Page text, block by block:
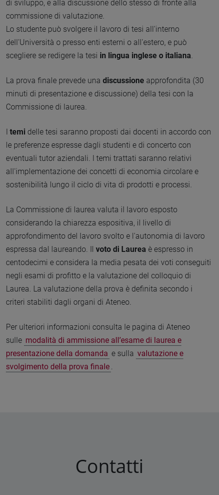
di sviluppo, e alla discussione dello stesso di fronte alla
commissione di valutazione.
Lo studente può svolgere il lavoro di tesi all'interno
dell'Università o presso enti esterni o all'estero, e può
scegliere se redigere la tesi in lingua inglese o italiana.
La prova finale prevede una discussione approfondita (30
minuti di presentazione e discussione) della tesi con la
Commissione di laurea.
I temi delle tesi saranno proposti dai docenti in accordo con
le preferenze espresse dagli studenti e di concerto con
eventuali tutor aziendali. I temi trattati saranno relativi
all'implementazione dei concetti di economia circolare e
sostenibilità lungo il ciclo di vita di prodotti e processi.
La Commissione di laurea valuta il lavoro esposto
considerando la chiarezza espositiva, il livello di
approfondimento del lavoro svolto e l'autonomia di lavoro
espressa dal laureando. Il voto di Laurea è espresso in
centodecimi e considera la media pesata dei voti conseguiti
negli esami di profitto e la valutazione del colloquio di
Laurea. La valutazione della prova è definita secondo i
criteri stabiliti dagli organi di Ateneo.
Per ulteriori informazioni consulta le pagina di Ateneo
sulle modalità di ammissione all’esame di laurea e
presentazione della domanda e sulla valutazione e
svolgimento della prova finale .
Contatti